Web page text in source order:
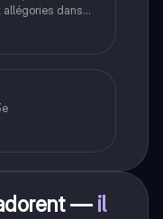
allégories dans
— il